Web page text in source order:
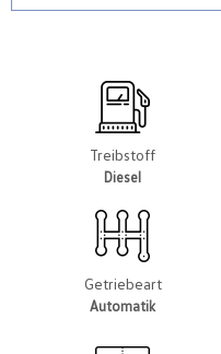
Treibstoff
Diesel
Getriebeart
Automatik